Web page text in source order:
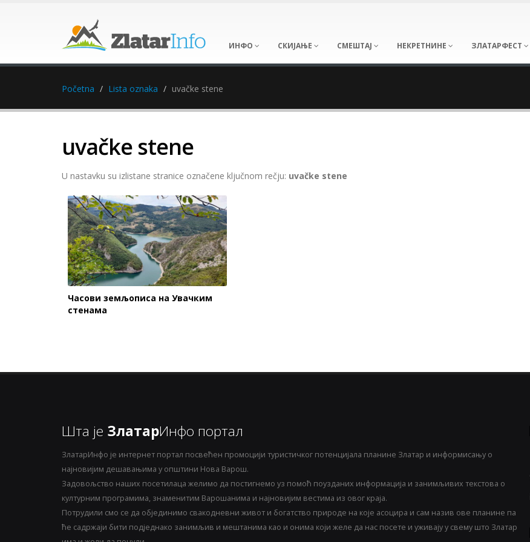
ИНФО СКИЈАЊЕ СМЕШТАЈ НЕКРЕТНИНЕ ЗЛАТАРФЕСТ
Početna Lista oznaka uvačke stene
uvačke stene
U nastavku su izlistane stranice označene ključnom rečju: uvačke stene
Часови земљописа на Увачким
стенама
Шта је ЗлатарИнфо портал
ЗлатарИнфо је интернет портал посвећен промоцији туристичког потенцијала планине Златар и информисању о
најновијим дешавањима у општини Нова Варош.
Задовољство наших посетилаца желимо да постигнемо уз помоћ поузданих информација и занимљивих текстова о
културним програмима, знаменитим Варошанима и најновијим вестима из овог краја.
Потрудили смо се да објединимо свакодневни живот и богатство природе на које асоцира и сам назив ове планине па
ће садржаји бити подједнако занимљив и мештанима као и онима који желе да нас посете и уживају у свему што Златар